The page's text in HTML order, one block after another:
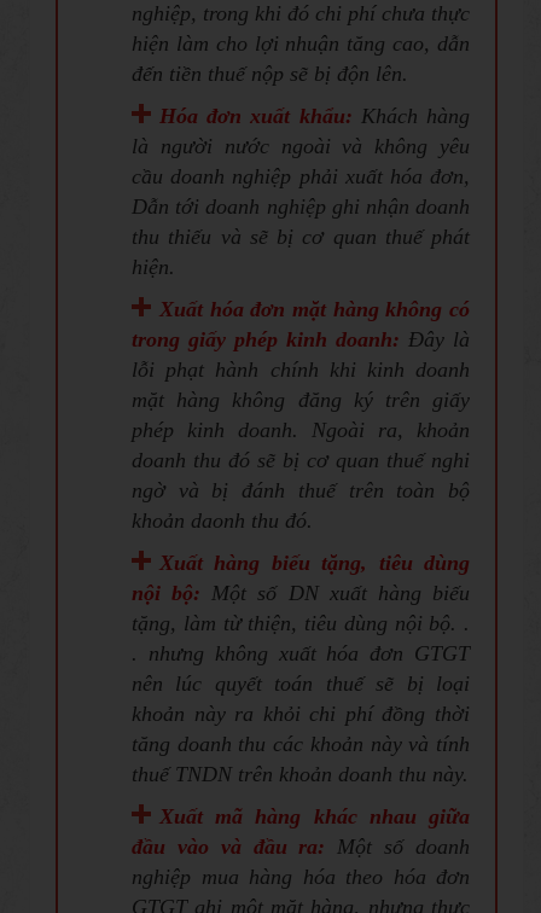
nghiệp, trong khi đó chi phí chưa thực
hiện làm cho lợi nhuận tăng cao, dẫn
đến tiền thuế nộp sẽ bị độn lên.
Hóa đơn xuất khẩu: Khách hàng
là người nước ngoài và không yêu
cầu doanh nghiệp phải xuất hóa đơn,
Dẫn tới doanh nghiệp ghi nhận doanh
thu thiếu và sẽ bị cơ quan thuế phát
hiện.
Xuất hóa đơn mặt hàng không có
trong giấy phép kinh doanh: Đây là
lỗi phạt hành chính khi kinh doanh
mặt hàng không đăng ký trên giấy
phép kinh doanh. Ngoài ra, khoản
doanh thu đó sẽ bị cơ quan thuế nghi
ngờ và bị đánh thuế trên toàn bộ
khoản daonh thu đó.
Xuất hàng biếu tặng, tiêu dùng
nội bộ: Một số DN xuất hàng biếu
tặng, làm từ thiện, tiêu dùng nội bộ. .
. nhưng không xuất hóa đơn GTGT
nên lúc quyết toán thuế sẽ bị loại
khoản này ra khỏi chi phí đồng thời
tăng doanh thu các khoản này và tính
thuế TNDN trên khoản doanh thu này.
Xuất mã hàng khác nhau giữa
đầu vào và đầu ra: Một số doanh
nghiệp mua hàng hóa theo hóa đơn
GTGT ghi một mặt hàng, nhưng thực